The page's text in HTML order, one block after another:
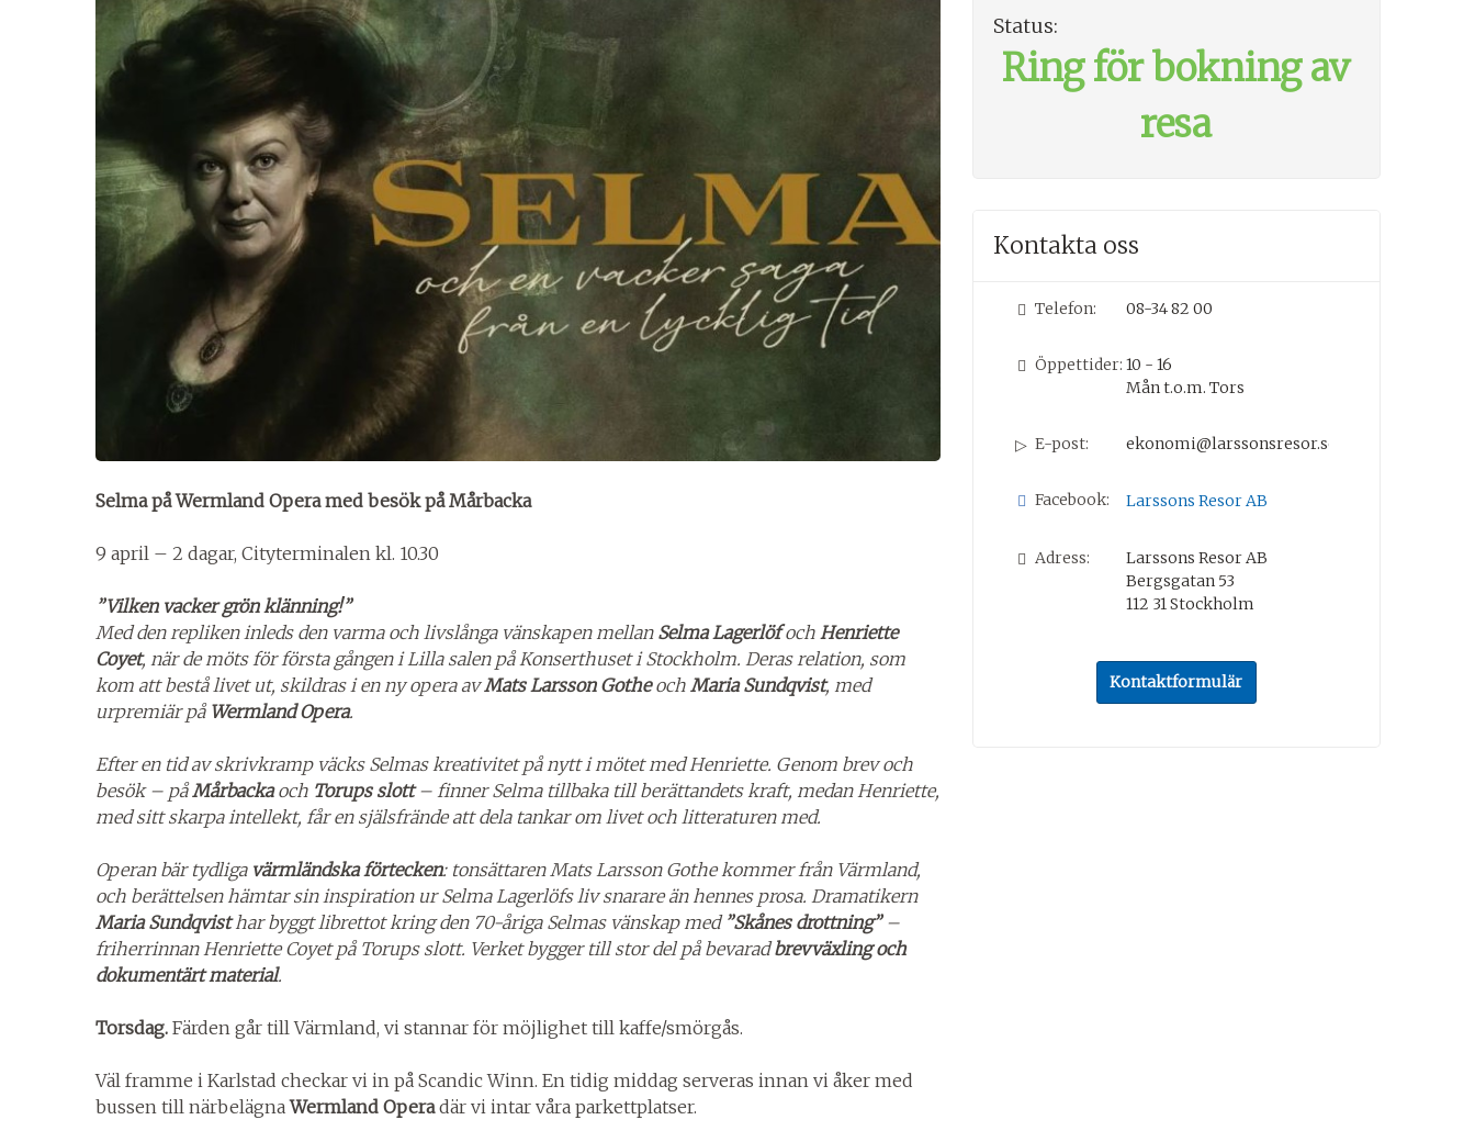
Selma på Wermland Opera med besök på Mårbacka
9 april – 2 dagar, Cityterminalen kl. 10.30
”Vilken vacker grön klänning!”
Med den repliken inleds den varma och livslånga vänskapen mellan Selma Lagerlöfoch Henriette
Coyet, när de möts för första gången i Lilla salen på Konserthuset i Stockholm. Deras relation, som
kom att bestå livet ut, skildras i en ny opera avMats Larsson Gotheoch Maria Sundqvist, med
urpremiär på Wermland Opera.
Efter en tid av skrivkramp väcks Selmas kreativitet på nytt i mötet med Henriette. Genom brev och
besök – påMårbackaoch Torups slott– finner Selma tillbaka till berättandets kraft, medan Henriette,
med sitt skarpa intellekt, får en själsfrände att dela tankar om livet och litteraturen med.
Operan bär tydliga värmländska förtecken: tonsättaren Mats Larsson Gothe kommer från Värmland,
och berättelsen hämtar sin inspiration ur Selma Lagerlöfs liv snarare än hennes prosa. Dramatikern
Maria Sundqvisthar byggt librettot kring den 70-åriga Selmas vänskap med ”Skånes drottning”–
friherrinnan Henriette Coyet på Torups slott. Verket bygger till stor del på bevaradbrevväxling och
dokumentärt material.
Torsdag. Färden går till Värmland, vi stannar för möjlighet till kaffe/smörgås.
Väl framme i Karlstad checkar vi in på Scandic Winn. En tidig middag serveras innan vi åker med
bussen till närbelägnaWermland Operadär vi intar våra parkettplatser.
Status:
Ring för bokning av
resa
Kontakta oss
Telefon: 08-34 82 00
Öppettider: 10 - 16
Mån t.o.m. Tors
E-post: ekonomi@larssonsresor.se
Facebook: Larssons Resor AB
Adress:
Larssons Resor AB
Bergsgatan 53
112 31Stockholm
Kontaktformulär